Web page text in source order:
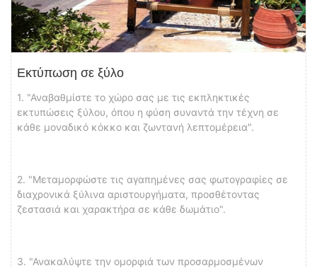
Εκτύπωση σε ξύλο
1. "Αναβαθμίστε το χώρο σας με τις εκπληκτικές
εκτυπώσεις ξύλου, όπου η φύση συναντά την τέχνη σε
κάθε μοναδικό κόκκο και ζωντανή λεπτομέρεια".
2. "Μεταμορφώστε τις αγαπημένες σας φωτογραφίες σε
διαχρονικά ξύλινα αριστουργήματα, προσθέτοντας
ζεστασιά και χαρακτήρα σε κάθε δωμάτιο".
3. "Ανακαλύψτε την ομορφιά των προσαρμοσμένων